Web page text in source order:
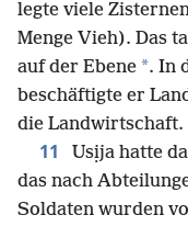
legte viele
Menge Vieh). Das
auf der Ebene *. In
beschäftigte er
die Landwirtschaft.
11
Usịja hatte
das nach
Soldaten wurden